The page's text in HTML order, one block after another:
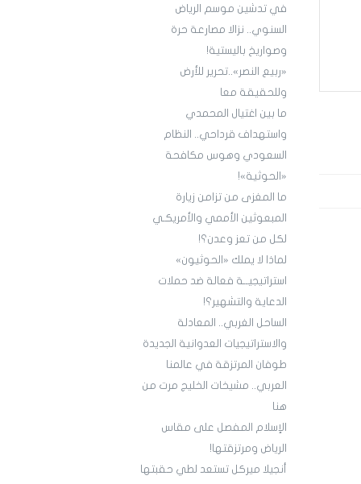
في تدشين موسم الرياض
السنوي.. نزالا مصارعة حرة
وصواريخ باليستية!
«ربيع النصر»..تحرير للأرض
وللحقيقة معا
ما بين اغتيال المحمدي
واستهداف قرداحي.. النظام
السعودي وهوس مكافحة
«الحوثية»!
ما المغزى من تزامن زيارة
المبعوثين الأممي والأمريكـي
لكل من تعز وعدن؟!
لماذا لا يملك «الحوثيون»
استراتيجيــة فعالة ضد حملات
الدعاية والتشهير؟!
الساحل الغربي.. المعادلة
والاستراتيجيات العدوانية الجديدة
طوفان المرتزقة في عالمنا
العربي.. مشيخات الخليج مرت من
هنا
الإسلام المفصل على مقاس
الرياض ومرتزقتها!
أنجيلا ميركل تستعد لطي حقبتها